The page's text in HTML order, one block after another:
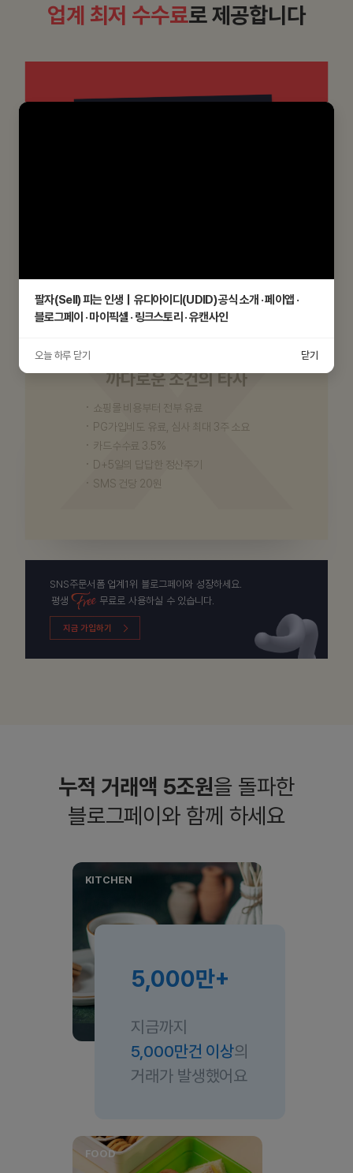
팔자(Sell) 피는 인생｜유디아이디(UDID) 공식 소개 · 페이앱 ·
블로그페이 · 마이픽셀 · 링크스토리 · 유캔사인
오늘 하루 닫기 닫기
업계 최저 수수료로제공합니다
까다로운 조건의 타사
쇼핑몰 비용부터 전부 유료
PG가입비도 유료, 심사 최대 3주 소요
카드수수료 3.5%
D+5일의 답답한 정산주기
SMS 건당 20원
SNS주문서폼 업계1위 블로그페이와 성장하세요.
평생
무료로 사용하실 수 있습니다.
지금 가입하기
누적 거래액 5조원을 돌파한
블로그페이와 함께 하세요
5,000만
지금까지
5,000만건 이상의
거래가 발생했어요
KITCHEN
FOOD